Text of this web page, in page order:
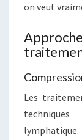
on veut
Les